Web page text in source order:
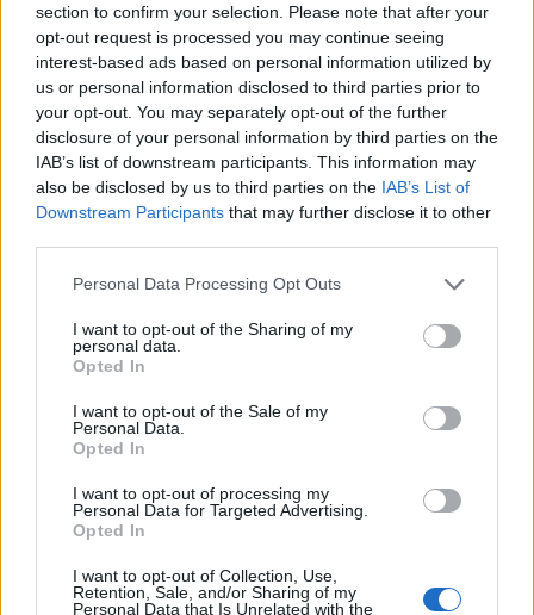
section to confirm your selection. Please note that after your
opt-out request is processed you may continue seeing
interest-based ads based on personal information utilized by
us or personal information disclosed to third parties prior to
your opt-out. You may separately opt-out of the further
disclosure of your personal information by third parties on the
IAB’s list of downstream participants. This information may
also be disclosed by us to third parties on the IAB’s List of
Downstream Participants that may further disclose it to other
Please note that this website/app uses one or more Google
not limited to your visit or usage behaviour. You may click to
grant or deny consent to Google and its third-party tags to
use your data for below specified purposes in below Google
consent section.
Personal Data Processing Opt Outs
I want to opt-out of the Sharing of my
personal data.
Opted In
I want to opt-out of the Sale of my
Personal Data.
Opted In
I want to opt-out of processing my
Personal Data for Targeted Advertising.
Opted In
I want to opt-out of Collection, Use,
Retention, Sale, and/or Sharing of my
Personal Data that Is Unrelated with the
– Alle eliteløpere skal i utgangspunktet gå NM.
Enten én dag eller flere dager. Det er viktige
uttaksrenn, kanskje ikke for alle, men det er
uansett viktig at vi er der. Det er en festdag for
norsk langrenn, og der ønsker alle å være, sier
Myhr Nossum til TV 2.
FAKTA: NM del 1
Hvem:Kvinner og menn senior, uttatte
Norgesmesterskap i langrenn
Hvor:Gåsbu, Ringsaker
PROGRAM
Onsdag 15. januar
09:00: 7km langrenn, para sittende